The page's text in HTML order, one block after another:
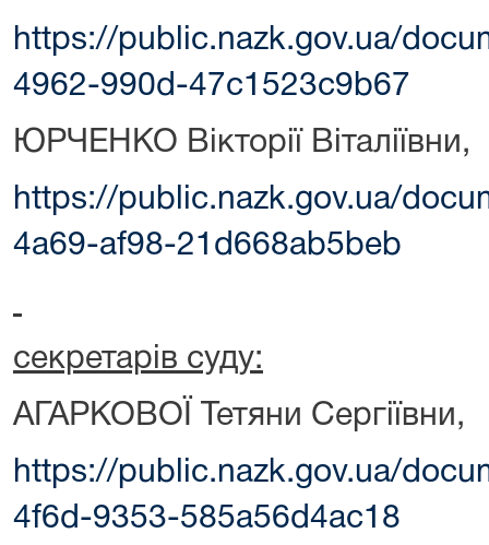
https://public.nazk.gov.ua/
4962-990d-47c1523c9b67
ЮРЧЕНКО Вікторії Віталіївни,
https://public.nazk.gov.ua/
4a69-af98-21d668ab5beb
секретарів суду:
АГАРКОВОЇ Тетяни Сергіївни,
https://public.nazk.gov.ua/
4f6d-9353-585a56d4ac18